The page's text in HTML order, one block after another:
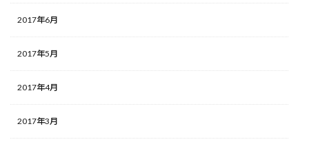
2017年6月
2017年5月
2017年4月
2017年3月